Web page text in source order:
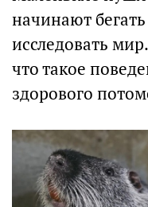
начинают
исследовать
что такое
здорового